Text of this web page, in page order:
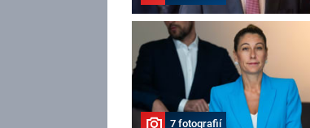
7 fotografií